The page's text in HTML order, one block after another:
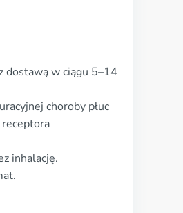
dostawą w ciągu 5–14
choroby płuc
receptora
inhalację.